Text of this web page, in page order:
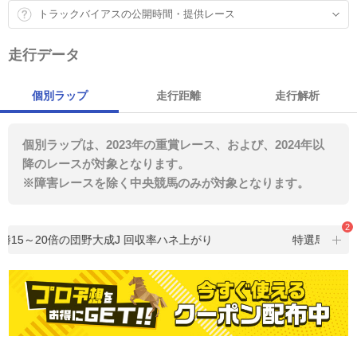
トラックバイアスの公開時間・提供レース
走行データ
個別ラップ 走行距離 走行解析
個別ラップは、2023年の重賞レース、および、2024年以
降のレースが対象となります。
※障害レースを除く中央競馬のみが対象となります。
～20倍の団野大成J 回収率ハネ上がり 特選馬・注目
2